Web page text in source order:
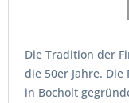
Die Tradition der
die 50er Jahre.
in Bocholt